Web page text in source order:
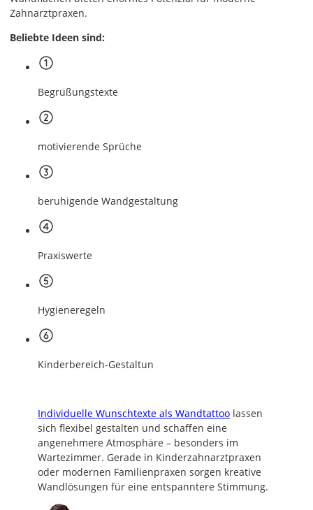
Zahnarztpraxen.
Beliebte Ideen sind:
Begrüßungstexte
motivierende Sprüche
beruhigende Wandgestaltung
Praxiswerte
Hygieneregeln
Kinderbereich-Gestaltun
Individuelle Wunschtexte als Wandtattoo lassen
sich flexibel gestalten und schaffen eine
angenehmere Atmosphäre – besonders im
Wartezimmer. Gerade in Kinderzahnarztpraxen
oder modernen Familienpraxen sorgen kreative
Wandlösungen für eine entspanntere Stimmung.